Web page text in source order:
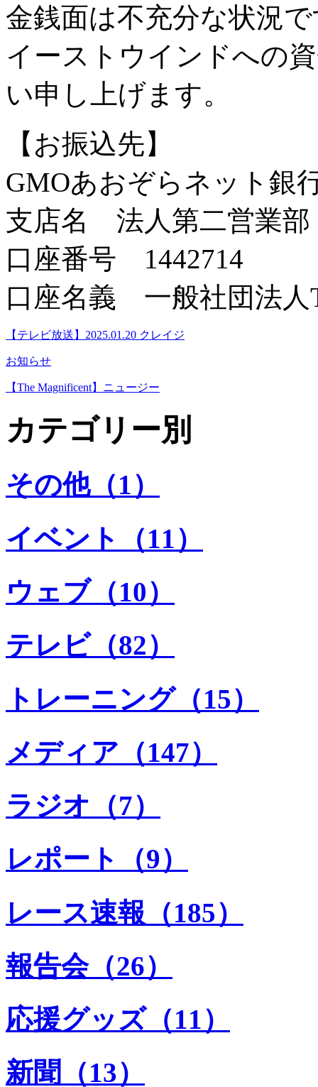
金銭面は不充分な状況
イーストウインドへの
い申し上げます。
【お振込先】
GMOあおぞらネット銀
支店名 法人第二営業部
口座番号 1442714
口座名義 一般社団法人
【テレビ放送】2025.01.20 クレイジ
お知らせ
【The Magnificent】ニュージー
カテゴリー別
その他（1）
イベント（11）
ウェブ（10）
テレビ（82）
トレーニング（15）
メディア（147）
ラジオ（7）
レポート（9）
レース速報（185）
報告会（26）
応援グッズ（11）
新聞（13）